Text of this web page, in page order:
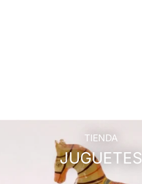
TIENDA
JUGUETES